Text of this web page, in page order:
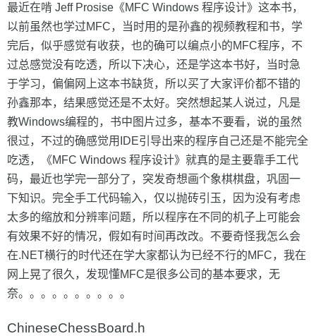
最近在啃 Jeff Prosise《MFC Windows 程序设计》这本书，
以前虽然也学过MFC，当时用的是孙鑫的视频教程和书，学
完后，似乎感觉有收获，也的确可以编点小的MFC程序，不
过总感觉没有吃透，所以下决心，还是学这本书好，当时急
于学习，偏偏网上这本书缺货，所以买了大家评价都不错的
孙鑫那本，结果感觉还是不太好。突然想起某人说过，凡是
教Windows编程的，书中图片过多，基本不要看，说的虽然
很过，不过的确感觉用IDE引导出来的程序自己还是不能完全
吃透，《MFC Windows 程序设计》就真的是主要靠手工代
码，最近也学完一部分了，突发奇想画个象棋棋盘，巩固一
下知识。完全手工代码输入，仅以抛砖引玉，因为没有考虑
太多的缩放和分辨率问题，所以程序在不同的机子上可能会
有效果不好的情况，假如有时间再改改。不要奇怪我怎么会
在.NET横行的时代还在学大家都认为已经不行的MFC，我在
网上晃了很久，发现懂MFC是很多公司的基本要求，无
奈。。。。。。。。。。
ChineseChessBoard.h